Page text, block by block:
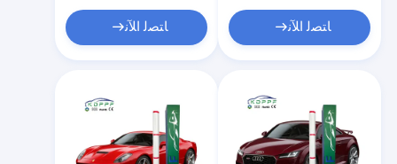
طلب اقتباس
فيلم حماية الطلاء اللامع
فيلم حماية الطلاء الملون
ﺎﺘﺼﻟ ﺍﻶﻧ ﺎﺘﺼﻟ ﺍﻶﻧ